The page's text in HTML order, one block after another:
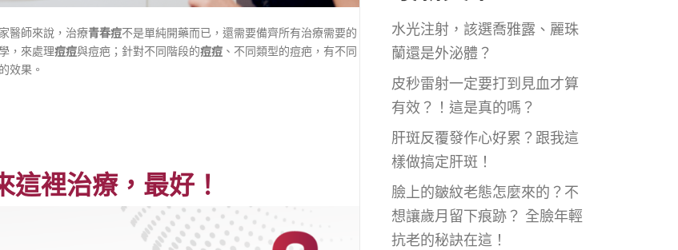
醫師來說，治療⻘春痘不是單純開藥而已，還需要備齊所有治療需要的
，來處理痘痘與痘疤；針對不同階段的痘痘 、不同類型的痘疤，有不同
效果。
這裡治療，最好！​
水光注射，該選喬雅露、麗珠
蘭還是外泌體？
皮秒雷射一定要打到見血才算
有效？！這是真的嗎？
肝斑反覆發作心好累？跟我這
樣做搞定肝斑！
臉上的皺紋老態怎麼來的？不
想讓歲月留下痕跡？ 全臉年輕
抗老的秘訣在這！